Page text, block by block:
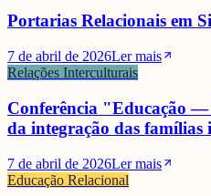
Portarias Relacionais em
7 de abril de 2026Ler mais
Relações Interculturais
Conferência "Educação —
da integração das famílias
7 de abril de 2026Ler mais
Educação Relacional